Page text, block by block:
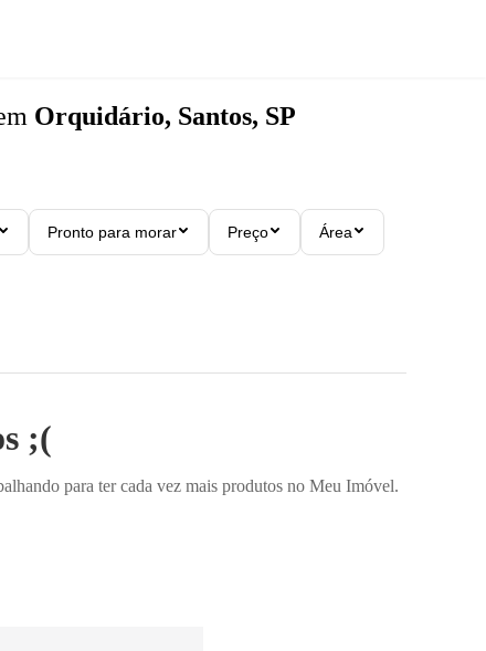
Orquidário, Santos, SP
Pronto para morar Preço Área
;(
para ter cada vez mais produtos no Meu Imóvel.